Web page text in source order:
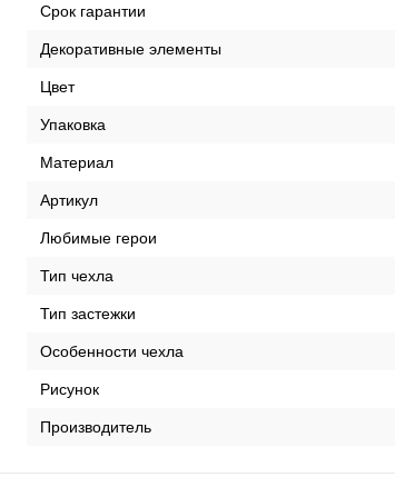
Срок гарантии
Декоративные элементы
Цвет
Упаковка
Материал
Артикул
Любимые герои
Тип чехла
Тип застежки
Особенности чехла
Рисунок
Производитель